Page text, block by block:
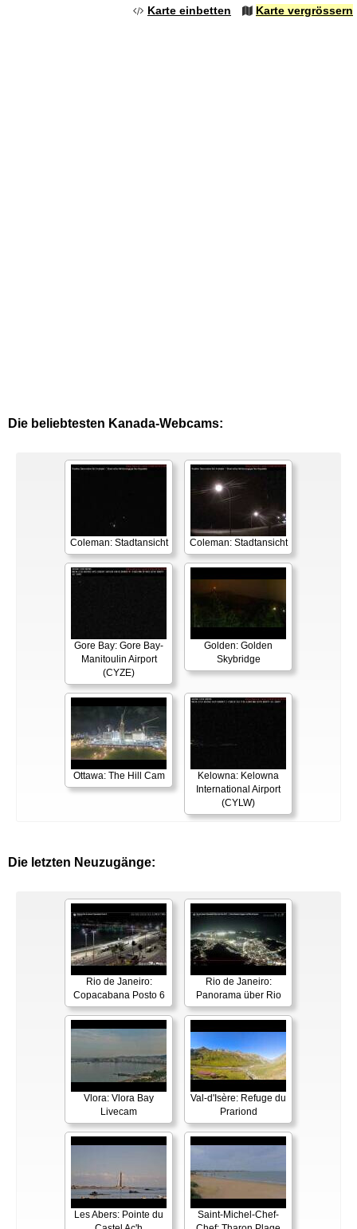
Karte einbetten Karte vergrössern
Die beliebtesten Kanada-Webcams:
Coleman: Stadtansicht Coleman: Stadtansicht
Gore Bay: Gore Bay-
Manitoulin Airport
(CYZE)
Golden: Golden
Skybridge
Ottawa: The Hill Cam
Kelowna: Kelowna
International Airport
(CYLW)
Die letzten Neuzugänge:
Rio de Janeiro:
Copacabana Posto 6
Rio de Janeiro:
Panorama über Rio
Vlora: Vlora Bay
Livecam
Val-d'Isère: Refuge du
Prariond
Les Abers: Pointe du
Saint-Michel-Chef-